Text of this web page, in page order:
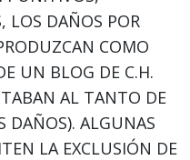
LOS DAÑOS POR
COMO
UN BLOG DE C.H.
AL TANTO DE
DAÑOS). ALGUNAS
LA EXCLUSIÓN DE